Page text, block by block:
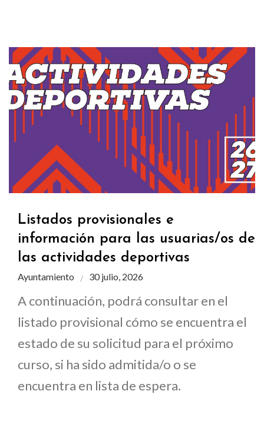
Listados provisionales e
información para las usuarias/os de
las actividades deportivas
Ayuntamiento 30 julio, 2026
A continuación, podrá consultar en el
listado provisional cómo se encuentra el
estado de su solicitud para el próximo
curso, si ha sido admitida/o o se
encuentra en lista de espera.